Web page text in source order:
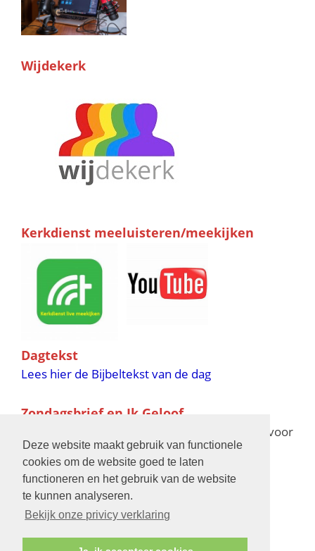
Deze website maakt gebruik van functionele
cookies om de website goed te laten
functioneren en het gebruik van de website
te kunnen analyseren.
Bekijk onze privicy verklaring
Wijdekerk
Kerkdienst meeluisteren/meekijken
Dagtekst
Lees hier de Bijbeltekst van de dag
Zondagsbrief en Ik Geloof
voor
de verschijningsdata in 2025 en 2026
Bijbelschool